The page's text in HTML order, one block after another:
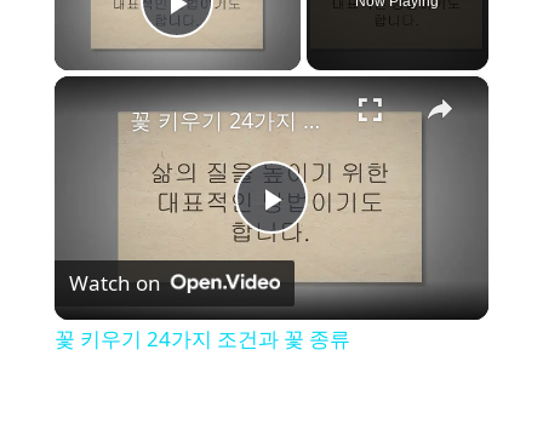
Play Video
×
P
l
꽃 키우기 24가지 조건과 꽃 종류
Watch on
꽃 키우기 24가지 조건과 꽃 종류